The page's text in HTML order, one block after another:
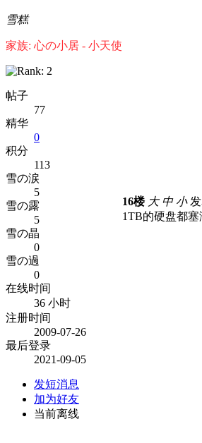
雪糕
家族: 心の小居 - 小天使
帖子
77
精华
0
积分
113
雪の涙
5
雪の露
5
雪の晶
0
雪の過
0
在线时间
36 小时
注册时间
2009-07-26
最后登录
2021-09-05
发短消息
加为好友
当前离线
16楼 大 中 小发
1TB的硬盘都